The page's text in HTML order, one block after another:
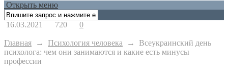
Открыть меню
16.03.2021 720 0
Главная → Психология человека → Всеукраинский день
психолога: чем они занимаются и какие есть минусы
профессии